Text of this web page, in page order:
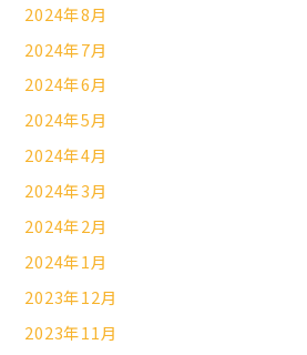
2024年8月
2024年7月
2024年6月
2024年5月
2024年4月
2024年3月
2024年2月
2024年1月
2023年12月
2023年11月